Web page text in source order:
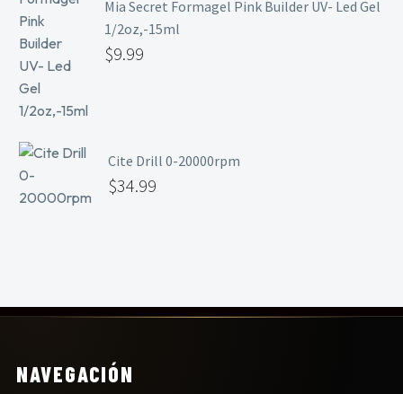
Mia Secret Formagel Pink Builder UV- Led Gel
1/2oz,-15ml
$9.99
Cite Drill 0-20000rpm
$34.99
NAVEGACIÓN